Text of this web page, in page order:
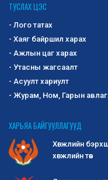
Хөгжлийн
-
ТУСЛАХ ЦЭС
- Лого татах
- Хаяг байршил харах
- Ажлын цаг харах
- Утасны жагсаалт
- Асуулт хариулт
- Журам, Ном, Гарын
ХАРЬЯА БАЙГУУЛЛАГУУД
Хөгжлийн
хөгжлийн төв